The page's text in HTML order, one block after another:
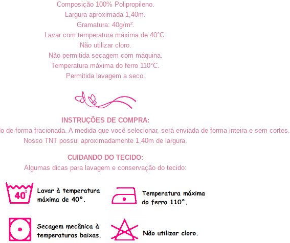
Composição 100% Polipropileno.
Largura aproximada 1,40m.
Gramatura: 40g/m².
Lavar com temperatura máxima de 40°C.
Não utilizar cloro.
Não permitida secagem com máquina.
Temperatura máxima do ferro 110°C.
Permitida lavagem a seco.
INSTRUÇÕES DE COMPRA:
de forma fracionada. A medida que você selecionar, será enviada de forma inteira e sem cortes.
Nosso TNT possui aproximadamente 1,40m de largura.
CUIDANDO DO TECIDO:
Algumas dicas para lavagem e conservação do tecido: